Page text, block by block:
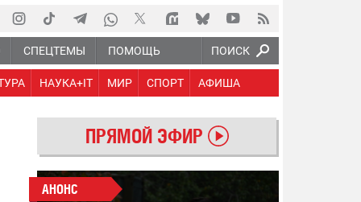
ПОИСК
СПЕЦТЕМЫ ПОМОЩЬ
НАУКА+IT МИР СПОРТ АФИША
ПРЯМОЙ ЭФИР
АНОНС
АНОНС